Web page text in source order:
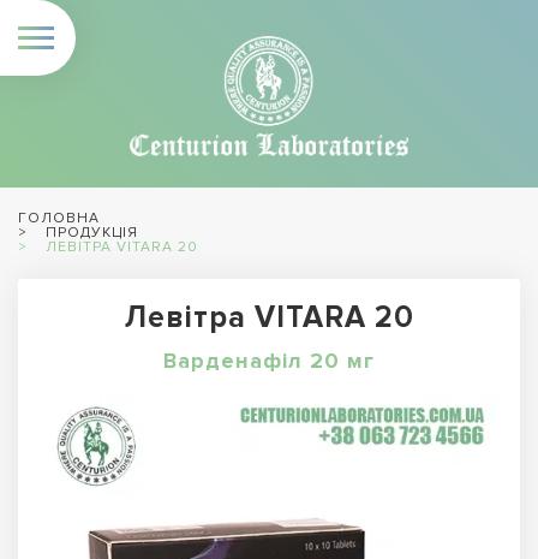
ГОЛОВНА
ПРОДУКЦІЯ
ЛЕВІТРА VITARA 20
Левітра VITARA 20
Варденафіл 20 мг